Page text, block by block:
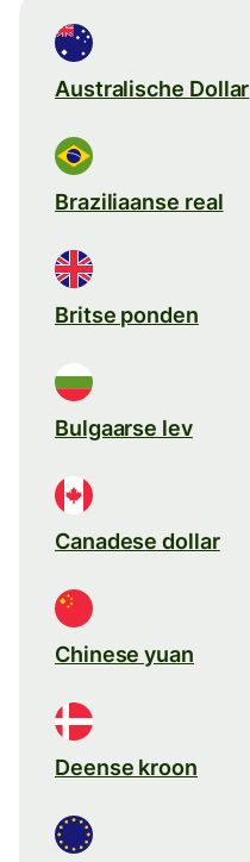
Australische Dollar
Braziliaanse real
Britse ponden
Bulgaarse lev
Canadese dollar
Chinese yuan
Deense kroon